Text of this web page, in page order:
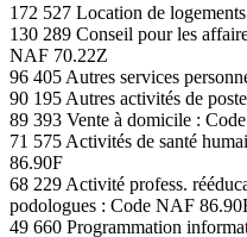
172 527 Location de
130 289 Conseil pour les
NAF 70.22Z
96 405 Autres services
90 195 Autres activités de
89 393 Vente à domicile :
71 575 Activités de santé
86.90F
68 229 Activité profess.
podologues : Code NAF
49 660 Programmation